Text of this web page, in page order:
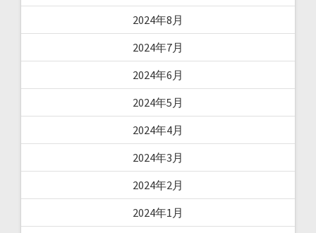
2024年8月
2024年7月
2024年6月
2024年5月
2024年4月
2024年3月
2024年2月
2024年1月